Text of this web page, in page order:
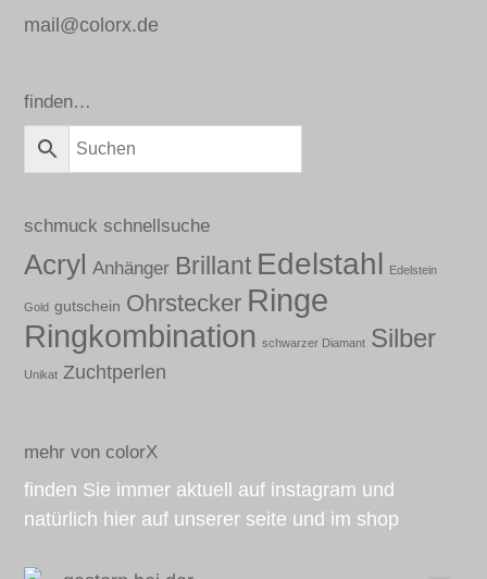
mail@colorx.de
finden…
schmuck schnellsuche
Acryl Anhänger Brillant Edelstahl Edelstein
Gold gutschein Ohrstecker Ringe
Ringkombination schwarzer Diamant Silber
Unikat Zuchtperlen
mehr von colorX
finden Sie immer aktuell auf instagram und
natürlich hier auf unserer seite und im shop